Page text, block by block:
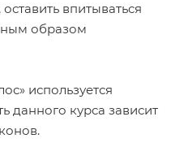
впитываться
образом
используется
данного курса зависит